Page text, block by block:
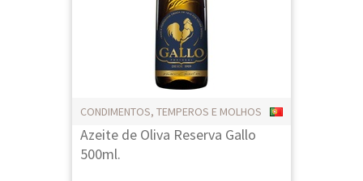
CONDIMENTOS, TEMPEROS E MOLHOS
Azeite de Oliva Reserva Gallo
500ml.